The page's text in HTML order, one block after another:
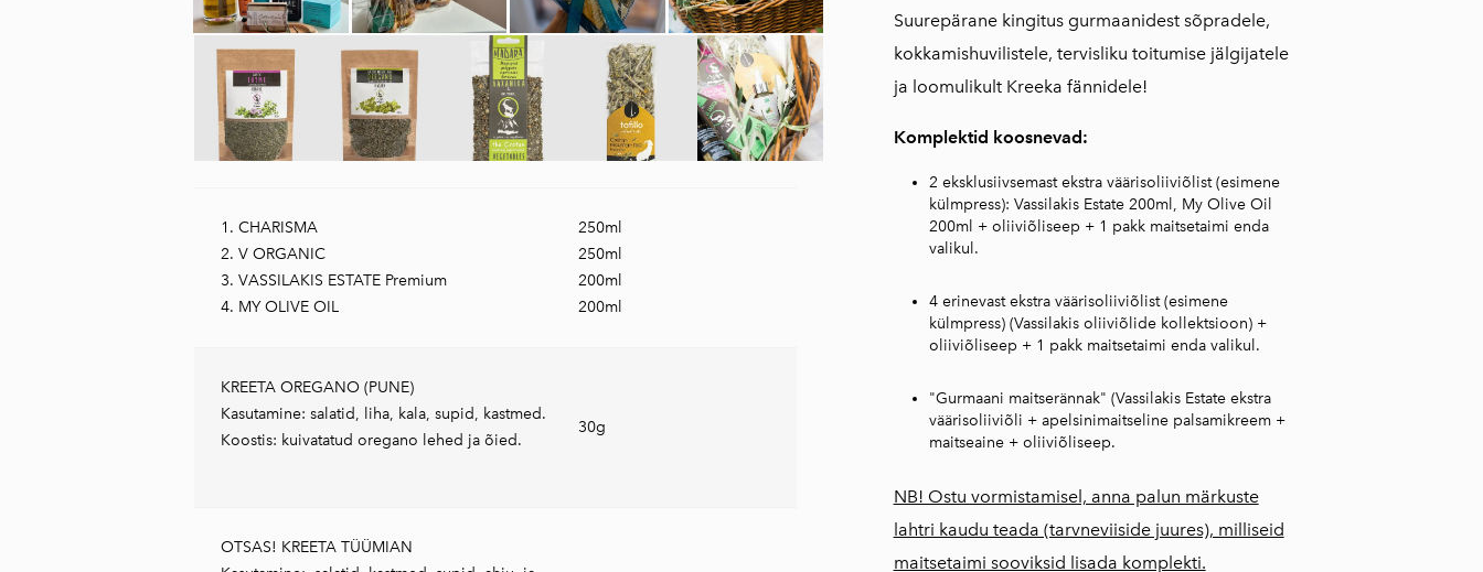
Reisiraamat "Muna
seiklused Kreekas"
Inspireeriv
haikukogu "Kreeka
kapriisid"
1. CHARISMA
2. V ORGANIC
3. VASSILAKIS ESTATE Premium
4. MY OLIVE OIL
250ml
250ml
200ml
200ml
KREETA OREGANO (PUNE)
Kasutamine: salatid, liha, kala, supid, kastmed.
Koostis: kuivatatud oregano lehed ja õied.
30g
OTSAS! KREETA TÜÜMIAN
Suurepärane kingitus gurmaanidest sõpradele,
kokkamishuvilistele, tervisliku toitumise jälgijatele
ja loomulikult Kreeka fännidele!
Komplektid koosnevad:
2 eksklusiivsemast ekstra väärisoliiviõlist (esimene
külmpress): Vassilakis Estate 200ml, My Olive Oil
200ml + oliiviõliseep + 1 pakk maitsetaimi enda
valikul.
4 erinevast ekstra väärisoliiviõlist (esimene
külmpress) (Vassilakis oliiviõlide kollektsioon) +
oliiviõliseep + 1 pakk maitsetaimi enda valikul.
"Gurmaani maitserännak" (Vassilakis Estate ekstra
väärisoliiviõli + apelsinimaitseline palsamikreem +
maitseaine + oliiviõliseep.
NB! Ostu vormistamisel, anna palun märkuste
lahtri kaudu teada (tarvneviiside juures), milliseid
maitsetaimi sooviksid lisada komplekti.